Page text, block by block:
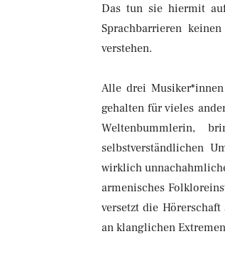
Das tun sie hiermit
Sprachbarrieren
verstehen.
Alle drei
gehalten für vieles
Weltenbummlerin,
selbstverständlichen
wirklich
armenisches
versetzt die
an klanglichen